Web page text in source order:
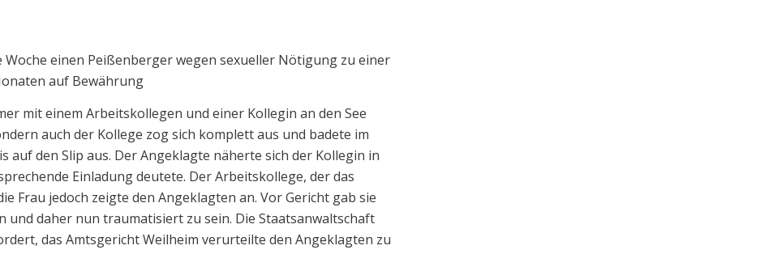
einen Peißenberger wegen sexueller Nötigung zu einer
auf Bewährung
mit einem Arbeitskollegen und einer Kollegin an den See
auch der Kollege zog sich komplett aus und badete im
auf den Slip aus. Der Angeklagte näherte sich der Kollegin in
Einladung deutete. Der Arbeitskollege, der das
Frau jedoch zeigte den Angeklagten an. Vor Gericht gab sie
und daher nun traumatisiert zu sein. Die Staatsanwaltschaft
das Amtsgericht Weilheim verurteilte den Angeklagten zu